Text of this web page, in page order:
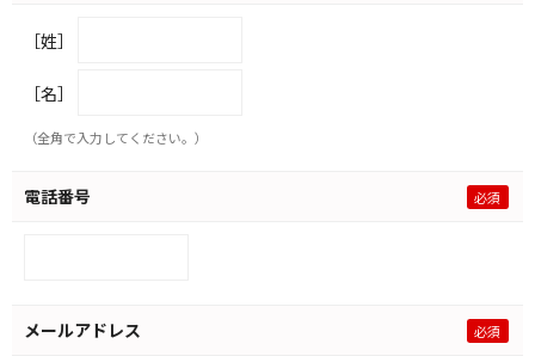
［姓］
［名］
（全角で入力してください。）
電話番号
メールアドレス